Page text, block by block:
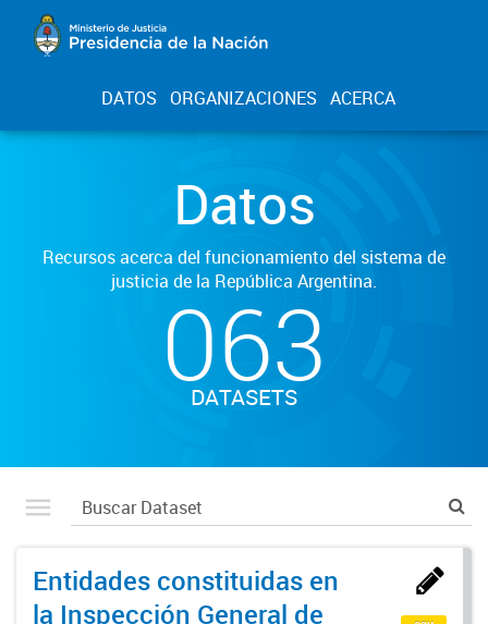
DATOS ORGANIZACIONES ACERCA
Datos
Recursos acerca del funcionamiento del sistema de
justicia de la República Argentina.
063
DATASETS
Entidades constituidas en
la Inspección General de